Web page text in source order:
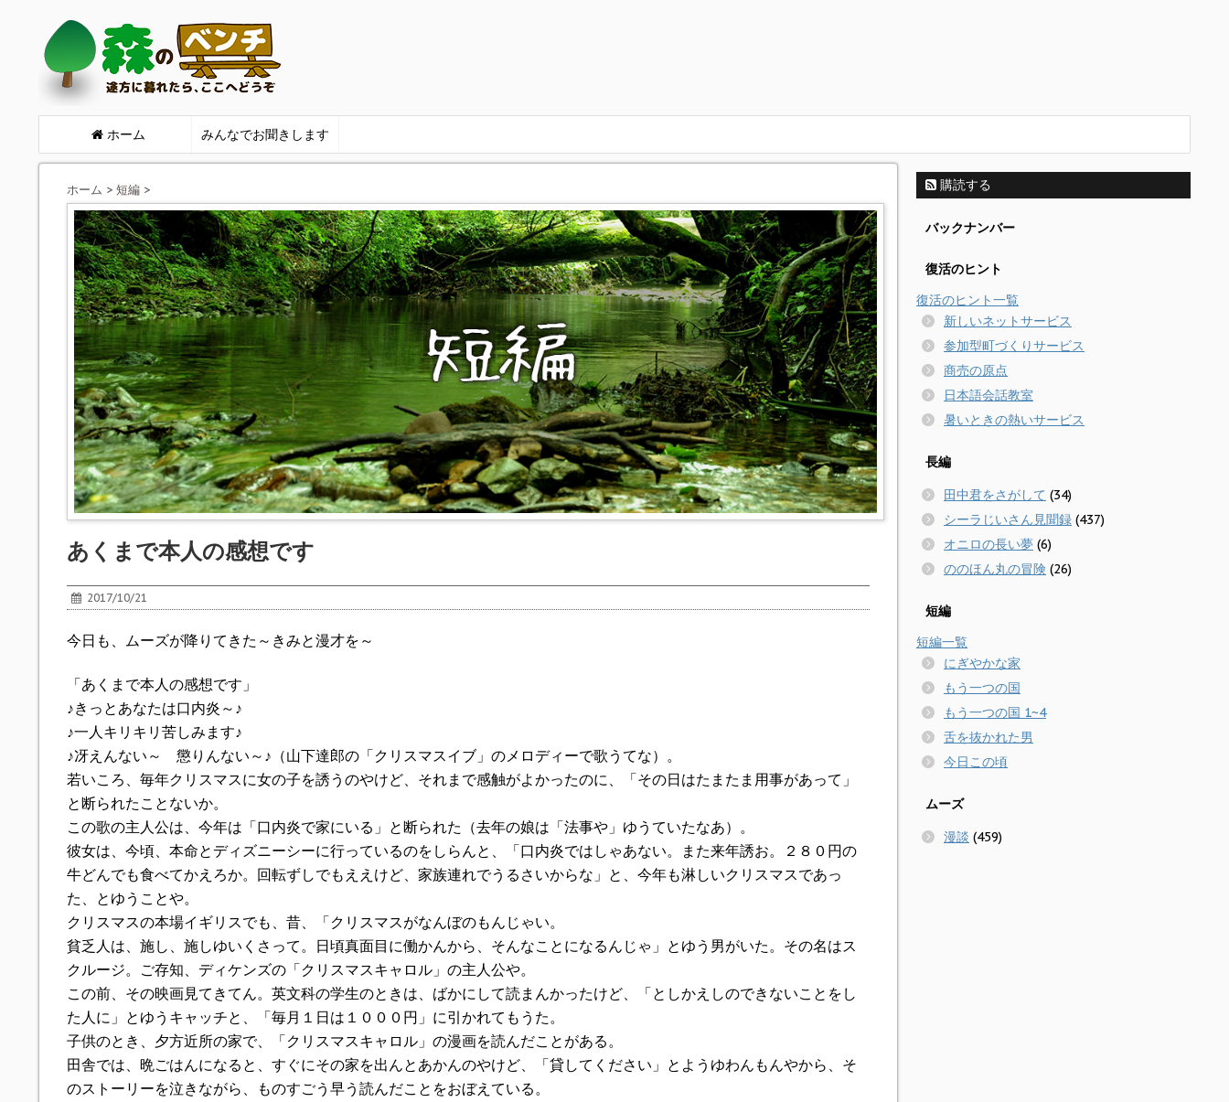
ホーム みんなでお聞きします
ホーム > 短編 >
あくまで本人の感想です
2017/10/21
今日も、ムーズが降りてきた～きみと漫才を～
「あくまで本人の感想です」
♪きっとあなたは口内炎～♪
♪一人キリキリ苦しみます♪
♪冴えんない～ 懲りんない～♪（山下達郎の「クリスマスイブ」のメロディーで歌うてな）。
若いころ、毎年クリスマスに女の子を誘うのやけど、それまで感触がよかったのに、「その日はたまたま用事があって」
と断られたことないか。
この歌の主人公は、今年は「口内炎で家にいる」と断られた（去年の娘は「法事や」ゆうていたなあ）。
彼女は、今頃、本命とディズニーシーに行っているのをしらんと、「口内炎ではしゃあない。また来年誘お。２８０円の
牛どんでも食べてかえろか。回転ずしでもええけど、家族連れでうるさいからな」と、今年も淋しいクリスマスであっ
た、とゆうことや。
クリスマスの本場イギリスでも、昔、「クリスマスがなんぼのもんじゃい。
貧乏人は、施し、施しゆいくさって。日頃真面目に働かんから、そんなことになるんじゃ」とゆう男がいた。その名はス
クルージ。ご存知、ディケンズの「クリスマスキャロル」の主人公や。
この前、その映画見てきてん。英文科の学生のときは、ばかにして読まんかったけど、「としかえしのできないことをし
た人に」とゆうキャッチと、「毎月１日は１０００円」に引かれてもうた。
子供のとき、夕方近所の家で、「クリスマスキャロル」の漫画を読んだことがある。
田舎では、晩ごはんになると、すぐにその家を出んとあかんのやけど、「貸してください」とようゆわんもんやから、そ
のストーリーを泣きながら、ものすごう早う読んだことをおぼえている。
購読する
バックナンバー
復活のヒント
復活のヒント一覧
新しいネットサービス
参加型町づくりサービス
商売の原点
日本語会話教室
暑いときの熱いサービス
長編
田中君をさがして (34)
シーラじいさん見聞録 (437)
オニロの長い夢 (6)
ののほん丸の冒険 (26)
短編
短編一覧
にぎやかな家
もう一つの国
もう一つの国 1~4
舌を抜かれた男
今日この頃
ムーズ
漫談 (459)